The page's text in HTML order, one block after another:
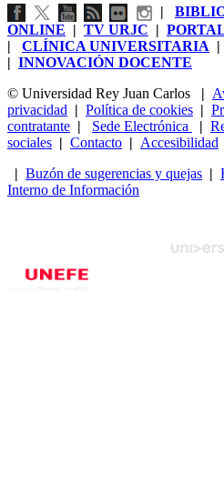
|
ONLINE | TV URJC |
| CLÍNICA UNIVERSITARIA |
| INNOVACIÓN DOCENTE
© Universidad Rey Juan Carlos
|
privacidad | Política de cookies |
contratante | Sede Electrónica |
sociales | Contacto | Accesibilidad
| Buzón de sugerencias y quejas |
Interno de Información